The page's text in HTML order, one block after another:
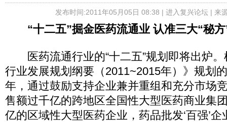
发布时间:2011年05月05日 08:38 | 进入复兴论坛| 来
“十二五”掘金医药流通业 认准三大“秘
医药流通行业的“十二五”规划即将出炉。
行业发展规划纲要（2011~2015年）》规划
年，通过鼓励支持企业兼并重组和充分市场
售额过千亿的跨地区全国性大型医药商业集
亿的区域性大型医药企业，药品批发‘百强’